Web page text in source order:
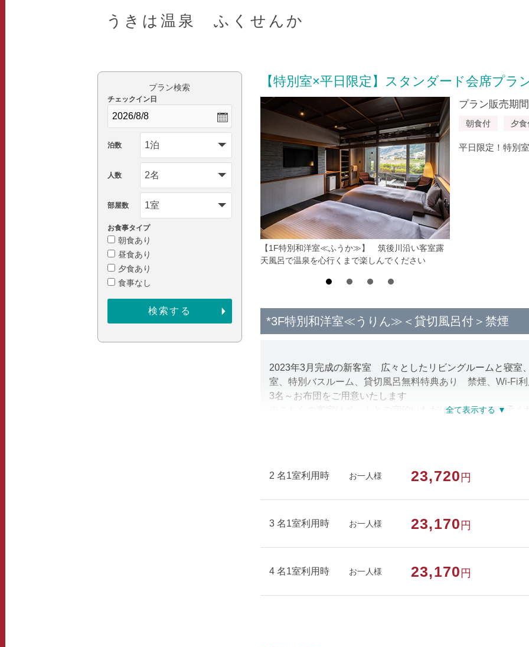
うきは温泉 ふくせんか
【特別室×平日限定】スタンダード会席プラ
【1F特別和洋室≪ふうか≫】 筑後川沿い客室露
天風呂で温泉を心行くまで楽しんでください
プラン販売期
朝食付 夕
平日限定！特別
*3F特別和洋室≪うりん≫＜貸切風呂付＞禁煙
2023年3月完成の新客室 広々としたリビングルームと寝
室、特別バスルーム、貸切風呂無料特典あり 禁煙、Wi-Fi
3名～お布団をご用意いたします
※こちらの客室はペットとご宿泊いただけません。ご了承く
部屋特徴
2 名1室利用時 お一人様 23,720 円
3 名1室利用時 お一人様 23,170 円
4 名1室利用時 お一人様 23,170 円
プラン検索
チェックイン日
泊数
人数
部屋数
お食事タイプ
朝食あり
昼食あり
夕食あり
食事なし